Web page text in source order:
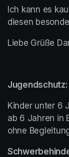
Ich kann es
diesen
Liebe Grüße
Jugendschutz:
Kinder unter 6
ab 6 Jahren in
ohne